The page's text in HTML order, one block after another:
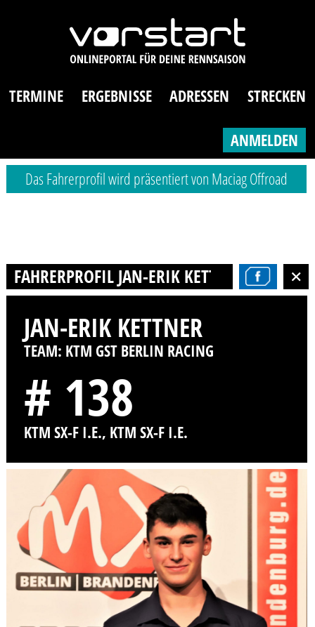
TERMINE ERGEBNISSE ADRESSEN STRECKEN
ANMELDEN
Das Fahrerprofil wird präsentiert von Maciag Offroad
FAHRERPROFIL JAN-ERIK KETTNER
JAN-ERIK KETTNER
TEAM: KTM GST BERLIN RACING
# 138
KTM SX-F I.E., KTM SX-F I.E.